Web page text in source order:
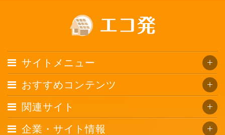
サイトメニュー
おすすめコンテンツ
関連サイト
企業・サイト情報